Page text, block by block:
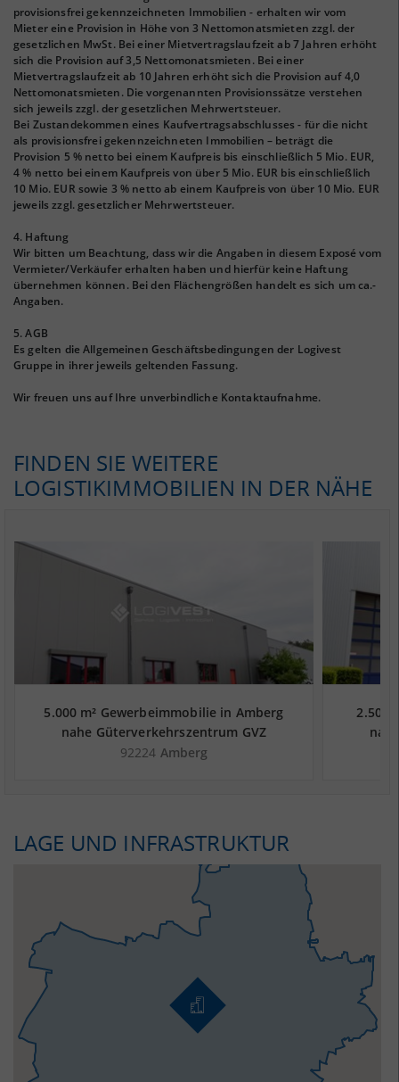
provisionsfrei gekennzeichneten Immobilien - erhalten wir vom
Mieter eine Provision in Höhe von 3 Nettomonatsmieten zzgl. der
gesetzlichen MwSt. Bei einer Mietvertragslaufzeit ab 7 Jahren erhöht
sich die Provision auf 3,5 Nettomonatsmieten. Bei einer
Mietvertragslaufzeit ab 10 Jahren erhöht sich die Provision auf 4,0
Nettomonatsmieten. Die vorgenannten Provisionssätze verstehen
sich jeweils zzgl. der gesetzlichen Mehrwertsteuer.
Bei Zustandekommen eines Kaufvertragsabschlusses - für die nicht
als provisionsfrei gekennzeichneten Immobilien – beträgt die
Provision 5 % netto bei einem Kaufpreis bis einschließlich 5 Mio. EUR,
4 % netto bei einem Kaufpreis von über 5 Mio. EUR bis einschließlich
10 Mio. EUR sowie 3 % netto ab einem Kaufpreis von über 10 Mio. EUR
jeweils zzgl. gesetzlicher Mehrwertsteuer.
4. Haftung
Wir bitten um Beachtung, dass wir die Angaben in diesem Exposé vom
Vermieter/Verkäufer erhalten haben und hierfür keine Haftung
übernehmen können. Bei den Flächengrößen handelt es sich um ca.-
Angaben.
5. AGB
Es gelten die Allgemeinen Geschäftsbedingungen der Logivest
Gruppe in ihrer jeweils geltenden Fassung.
Wir freuen uns auf Ihre unverbindliche Kontaktaufnahme.
FINDEN SIE WEITERE
LOGISTIKIMMOBILIEN IN DER NÄHE
5.000 m² Gewerbeimmobilie in Amberg
nahe Güterverkehrszentrum GVZ
Nürnberg
92224 Amberg
2.500
LAGE UND INFRASTRUKTUR